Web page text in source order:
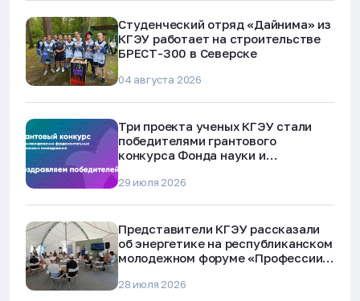
Студенческий отряд «Дайнима» из
КГЭУ работает на строительстве
БРЕСТ-300 в Северске
04 августа 2026
Три проекта ученых КГЭУ стали
победителями грантового
конкурса Фонда науки и
29 июля 2026
Представители КГЭУ рассказали
об энергетике на республиканском
молодежном форуме «Профессии
28 июля 2026